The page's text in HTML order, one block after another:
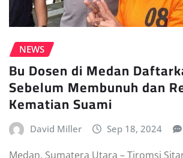
NEWS
Bu Dosen di Medan
Sebelum Membunuh dan
Kematian Suami
David Miller Sep 18, 2024
Medan, Sumatera Utara – Tiromsi